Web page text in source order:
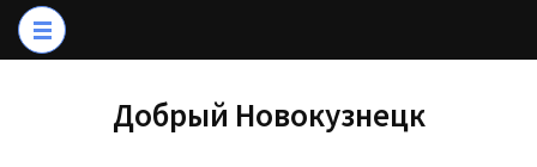
Перейти
Добрый Новокузнецк